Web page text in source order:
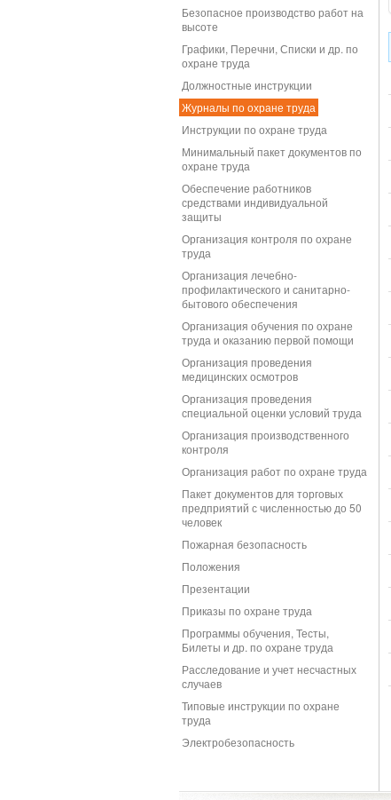
Безопасное производство работ на
высоте
Графики, Перечни, Списки и др. по
охране труда
Должностные инструкции
Журналы по охране труда
Инструкции по охране труда
Минимальный пакет документов по
охране труда
Обеспечение работников
средствами индивидуальной
защиты
Организация контроля по охране
труда
Организация лечебно-
профилактического и санитарно-
бытового обеспечения
Организация обучения по охране
труда и оказанию первой помощи
Организация проведения
медицинских осмотров
Организация проведения
специальной оценки условий труда
Организация производственного
контроля
Организация работ по охране труда
Пакет документов для торговых
предприятий с численностью до 50
человек
Пожарная безопасность
Положения
Презентации
Приказы по охране труда
Программы обучения, Тесты,
Билеты и др. по охране труда
Расследование и учет несчастных
случаев
Типовые инструкции по охране
труда
Электробезопасность